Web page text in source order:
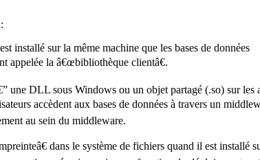
installé sur la même machine que les bases de données
appelée la â€œbibliothèque clientâ€.
une DLL sous Windows ou un objet partagé (.so) sur
accèdent aux bases de données à travers un
au sein du middleware.
dans le système de fichiers quand il est